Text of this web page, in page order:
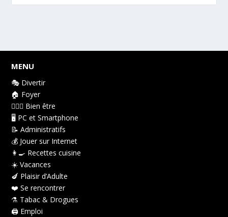
MENU
🎭 Divertir
🏠 Foyer
👩🏻‍⚕️ Bien être
🖥️ PC et Smartphone
📝 Administratifs
💰 Jouer sur Internet
👩‍🍳 Recettes cuisine
☀️ Vacances
🍆 Plaisir d’Adulte
❤️ Se rencontrer
⚗️ Tabac & Drogues
🖨️ Emploi